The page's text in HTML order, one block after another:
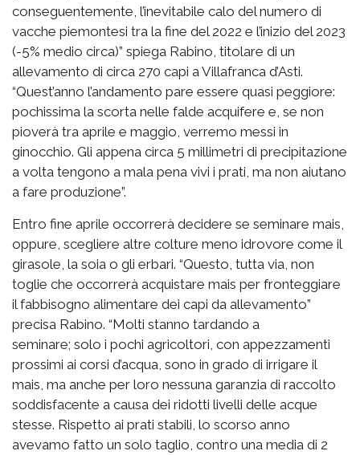
conseguentemente, l’inevitabile calo del numero di
vacche piemontesi tra la fine del 2022 e l’inizio del 2023
(-5% medio circa)” spiega Rabino, titolare di un
allevamento di circa 270 capi a Villafranca d’Asti.
“Quest’anno l’andamento pare essere quasi peggiore:
pochissima la scorta nelle falde acquifere e, se non
pioverà tra aprile e maggio, verremo messi in
ginocchio. Gli appena circa 5 millimetri di precipitazione
a volta tengono a mala pena vivi i prati, ma non aiutano
a fare produzione”.
Entro fine aprile occorrerà decidere se seminare mais,
oppure, scegliere altre colture meno idrovore come il
girasole, la soia o gli erbari. “Questo, tutta via, non
toglie che occorrerà acquistare mais per fronteggiare
il fabbisogno alimentare dei capi da allevamento”
precisa Rabino. “Molti stanno tardando a
seminare; solo i pochi agricoltori, con appezzamenti
prossimi ai corsi d’acqua, sono in grado di irrigare il
mais, ma anche per loro nessuna garanzia di raccolto
soddisfacente a causa dei ridotti livelli delle acque
stesse. Rispetto ai prati stabili, lo scorso anno
avevamo fatto un solo taglio, contro una media di 2